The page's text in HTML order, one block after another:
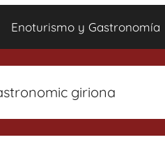
Enoturismo y Gastronomía
giriona